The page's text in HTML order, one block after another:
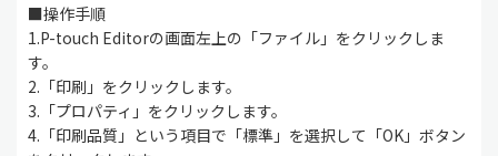
■操作手順
1.P-touch Editorの画面左上の「ファイル」をクリックしま
す。
2.「印刷」をクリックします。
3.「プロパティ」をクリックします。
4.「印刷品質」という項目で「標準」を選択して「OK」ボタン